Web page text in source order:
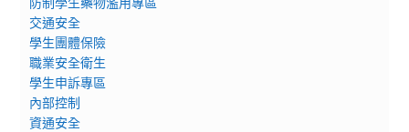
交通安全
學生團體保險
職業安全衛生
學生申訴專區
內部控制
資通安全